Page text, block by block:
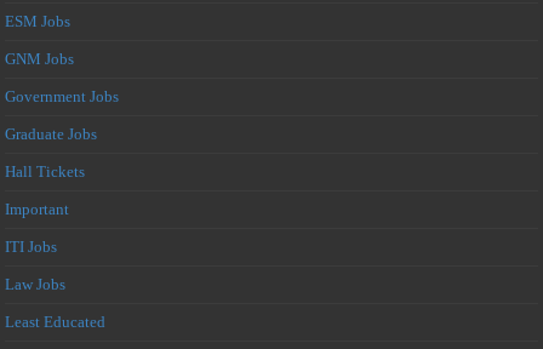
ESM Jobs
GNM Jobs
Government Jobs
Graduate Jobs
Hall Tickets
Important
ITI Jobs
Law Jobs
Least Educated